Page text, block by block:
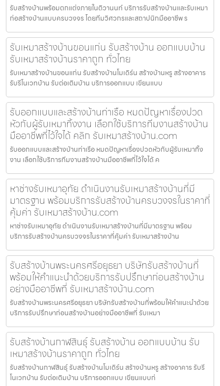
รับสร้างบ้านพร้อมตกแต่งภายในติวานนท์ บริการรับสร้างบ้านและรับเหมา
ก่อสร้างบ้านแบบครบวงจร โดยทีมวิศวกรและสถาปนิกมืออาชีพ ร
รับเหมาสร้างบ้านขอนแก่น รับสร้างบ้าน ออกแบบบ้าน
รับเหมาสร้างบ้านราคาถูก ทั่วไทย
รับเหมาสร้างบ้านขอนแก่น รับสร้างบ้านโมเดิร์น สร้างบ้านหรู สร้างอาคาร
รับรีโนเวทบ้าน รับต่อเติมบ้าน บริการออกแบบ เขียนแบบ
รับออกแบบและสร้างบ้านท่าเรือ หมดปัญหาเรื่องปวด
หัวกับผู้รับเหมาทิ้งงาน เลือกใช้บริการทีมงานสร้างบ้าน
มืออาชีพที่ไว้ใจได้ คลิก รับเหมาสร้างบ้าน.com
รับออกแบบและสร้างบ้านท่าเรือ หมดปัญหาเรื่องปวดหัวกับผู้รับเหมาทิ้ง
งาน เลือกใช้บริการทีมงานสร้างบ้านมืออาชีพที่ไว้ใจได้ ค
หาช่างรับเหมาอุทัย ดำเนินงานรับเหมาสร้างบ้านที่มี
มาตรฐาน พร้อมบริการรับสร้างบ้านครบวงจรในราคาที่
คุ้มค่า รับเหมาสร้างบ้าน.com
หาช่างรับเหมาอุทัย ดำเนินงานรับเหมาสร้างบ้านที่มีมาตรฐาน พร้อม
บริการรับสร้างบ้านครบวงจรในราคาที่คุ้มค่า รับเหมาสร้างบ้าน
รับสร้างบ้านพระนครศรีอยุธยา บริษัทรับสร้างบ้านที่
พร้อมให้คำแนะนำด้วยบริการรับปรึกษาก่อนสร้างบ้าน
อย่างมืออาชีพที่ รับเหมาสร้างบ้าน.com
รับสร้างบ้านพระนครศรีอยุธยา บริษัทรับสร้างบ้านที่พร้อมให้คำแนะนำด้วย
บริการรับปรึกษาก่อนสร้างบ้านอย่างมืออาชีพที่ รับเหมา
รับสร้างบ้านกาฬสินธุ์ รับสร้างบ้าน ออกแบบบ้าน รับ
เหมาสร้างบ้านราคาถูก ทั่วไทย
รับสร้างบ้านกาฬสินธุ์ รับสร้างบ้านโมเดิร์น สร้างบ้านหรู สร้างอาคาร รับรี
โนเวทบ้าน รับต่อเติมบ้าน บริการออกแบบ เขียนแบบก่